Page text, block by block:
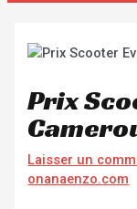
Prix
Laisser un
onanaenzo.com